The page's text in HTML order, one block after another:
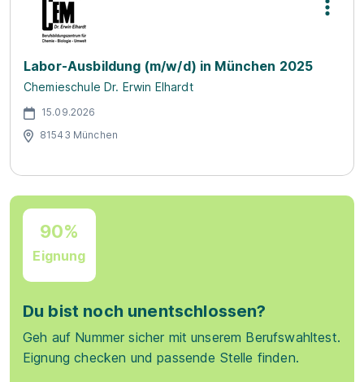
Labor-Ausbildung (m/w/d) in München 2025
Chemieschule Dr. Erwin Elhardt
15.09.2026
81543 München
90%
Eignung
Du bist noch unentschlossen?
Geh auf Nummer sicher mit unserem Berufswahltest.
Eignung checken und passende Stelle finden.